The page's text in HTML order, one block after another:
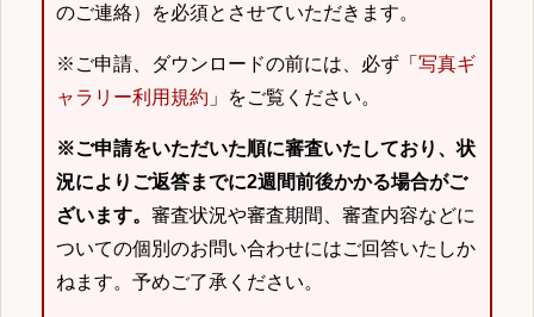
のご連絡）を必須とさせていただきます。
※ご申請、ダウンロードの前には、必ず「 写真ギ
ャラリー利用規約 」をご覧ください。
※ご申請をいただいた順に審査いたしており、状
況によりご返答までに2週間前後かかる場合がご
ざいます。 審査状況や審査期間、審査内容などに
ついての個別のお問い合わせにはご回答いたしか
ねます。予めご了承ください。